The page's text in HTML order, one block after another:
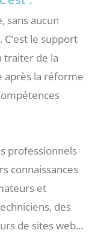
sans aucun
le support
traiter de la
après la réforme
professionnels
connaissances
et
des
de sites web…